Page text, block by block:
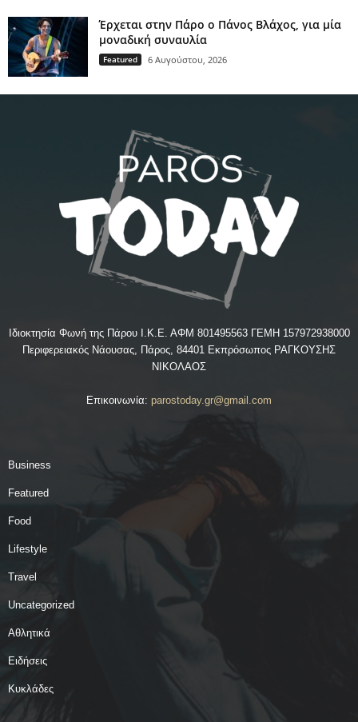
Έρχεται στην Πάρο ο Πάνος Βλάχος, για μία
μοναδική συναυλία
Featured 6 Αυγούστου, 2026
Ιδιοκτησία Φωνή της Πάρου Ι.Κ.Ε. ΑΦΜ 801495563 ΓΕΜΗ 157972938000
Περιφερειακός Νάουσας, Πάρος, 84401 Εκπρόσωπος ΡΑΓΚΟΥΣΗΣ
ΝΙΚΟΛΑΟΣ
Επικοινωνία: parostoday.gr@gmail.com
Business
Featured
Food
Lifestyle
Travel
Uncategorized
Αθλητικά
Ειδήσεις
Κυκλάδες